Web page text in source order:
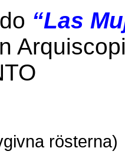
“Las
rösterna)